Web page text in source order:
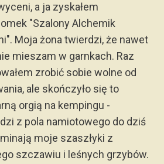
a ja zyskałem
"Szalony Alchemik
Moja żona twierdzi, że nawet
mieszam w garnkach. Raz
zrobić sobie wolne od
ale skończyło się to
orgią na kempingu -
z pola namiotowego do dziś
moje szaszłyki z
szczawiu i leśnych grzybów.